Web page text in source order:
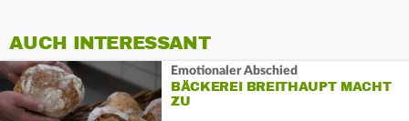
AUCH INTERESSANT
Emotionaler Abschied
BÄCKEREI BREITHAUPT MACHT
ZU